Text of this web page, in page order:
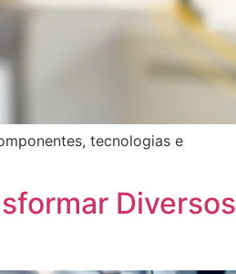
tecnologias e
Diversos